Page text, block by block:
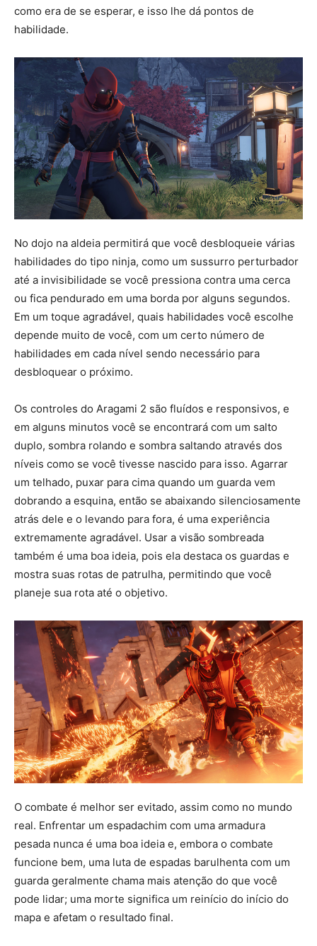
como era de se esperar, e isso lhe dá pontos de
habilidade.
No dojo na aldeia permitirá que você desbloqueie várias
habilidades do tipo ninja, como um sussurro perturbador
até a invisibilidade se você pressiona contra uma cerca
ou fica pendurado em uma borda por alguns segundos.
Em um toque agradável, quais habilidades você escolhe
depende muito de você, com um certo número de
habilidades em cada nível sendo necessário para
desbloquear o próximo.
Os controles do Aragami 2 são fluídos e responsivos, e
em alguns minutos você se encontrará com um salto
duplo, sombra rolando e sombra saltando através dos
níveis como se você tivesse nascido para isso. Agarrar
um telhado, puxar para cima quando um guarda vem
dobrando a esquina, então se abaixando silenciosamente
atrás dele e o levando para fora, é uma experiência
extremamente agradável. Usar a visão sombreada
também é uma boa ideia, pois ela destaca os guardas e
mostra suas rotas de patrulha, permitindo que você
planeje sua rota até o objetivo.
O combate é melhor ser evitado, assim como no mundo
real. Enfrentar um espadachim com uma armadura
pesada nunca é uma boa ideia e, embora o combate
funcione bem, uma luta de espadas barulhenta com um
guarda geralmente chama mais atenção do que você
pode lidar; uma morte significa um reinício do início do
mapa e afetam o resultado final.